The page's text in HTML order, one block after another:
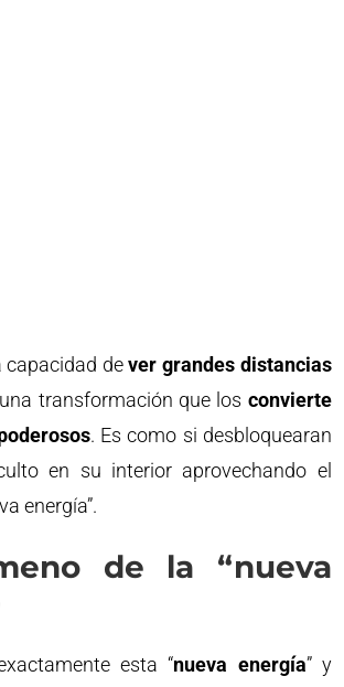
capacidad dever grandes distancias
transformación que los convierte
. Es como si desbloquearan
en su interior aprovechando el
energía”.
de la “nueva
esta “nueva energía” y